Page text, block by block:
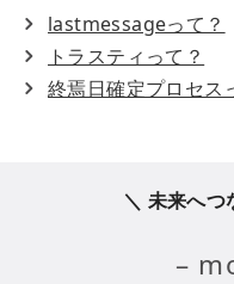
lastmessageって？
トラスティって？
終焉日確定プロセス
＼ 未来へつ
–